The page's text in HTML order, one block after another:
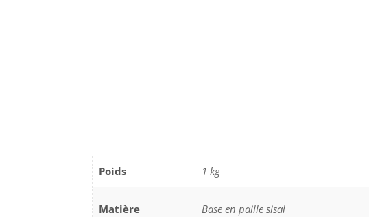
Poids 1 kg
Matière Base en paille sisal